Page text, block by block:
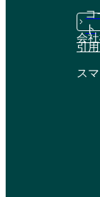
DYMのSNS
資料請求リス
コ
ト
会
引
ス